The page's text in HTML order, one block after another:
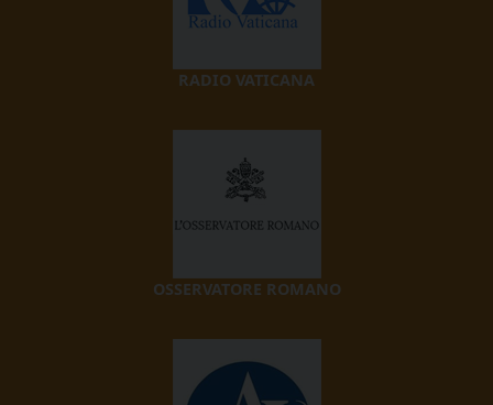
RADIO VATICANA
OSSERVATORE ROMANO